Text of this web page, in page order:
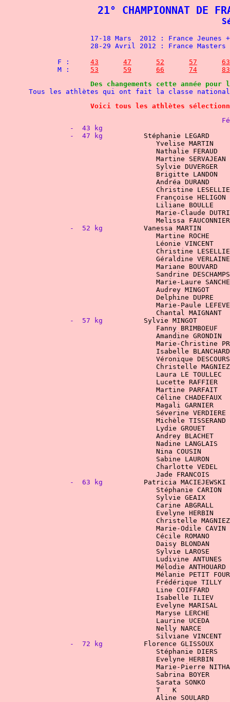
21° CHAMPIONNAT DE
43 47 52 57
63
53 59 66 74 83
Des changements cette année
Tous les athlètes qui ont fait la classe
Voici tous les athlètes
-  43 kg
-  47 kg
Stéphanie LEGARD
Sylvie
-  52 kg
Vanessa
Léonie
Marie-Laure
-  57 kg
Amandine
Isabelle BLANCHARD
Céline CHADEFAUX
-  63 kg
Sylvie GEAIX
Sylvie LAROSE
Ludivine
	Mélodie ANTHOUARD
				Frédérique TILLY
-  72 kg
Marie-Pierre
				T
Aline SOULARD